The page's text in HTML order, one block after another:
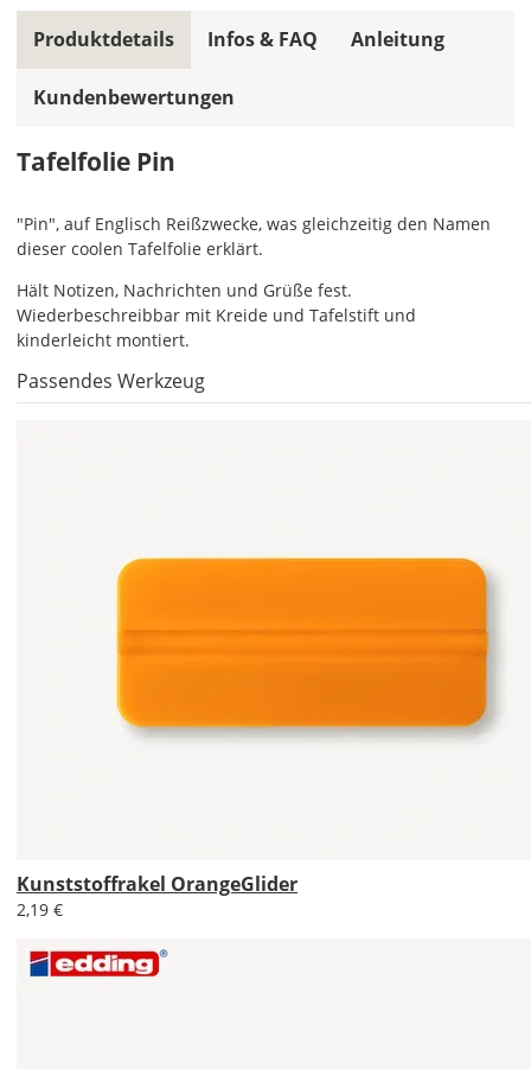
und
wird
am
häufigsten
Hier
die
Größe
Deiner
Tafelfolie
festlegen.
Die
jeweils
Soll
Tafelfolie
Produktdetails
Tafelfolie Pin
Passendes Werkzeug
Kunststoffrakel OrangeGlider
2,19 €
"Pin", auf Englisch Reißzwecke, was gleichzeitig den Namen
dieser coolen Tafelfolie erklärt.
Hält Notizen, Nachrichten und Grüße fest.
Wiederbeschreibbar mit Kreide und Tafelstift und
kinderleicht montiert.
Infos & FAQ Anleitung
Kundenbewertungen